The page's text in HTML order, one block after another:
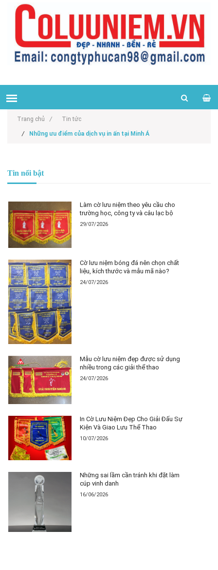
Trang chủ / Tin tức
/ Những ưu điểm của dịch vụ in ấn tại Minh Á
Tin nổi bật
Làm cờ lưu niệm theo yêu cầu cho
trường học, công ty và câu lạc bộ
29/07/2026
Cờ lưu niệm bóng đá nên chọn chất
liệu, kích thước và mẫu mã nào?
24/07/2026
Mẫu cờ lưu niệm đẹp được sử dụng
nhiều trong các giải thể thao
24/07/2026
In Cờ Lưu Niệm Đẹp Cho Giải Đấu Sự
Kiện Và Giao Lưu Thể Thao
10/07/2026
Những sai lầm cần tránh khi đặt làm
cúp vinh danh
16/06/2026